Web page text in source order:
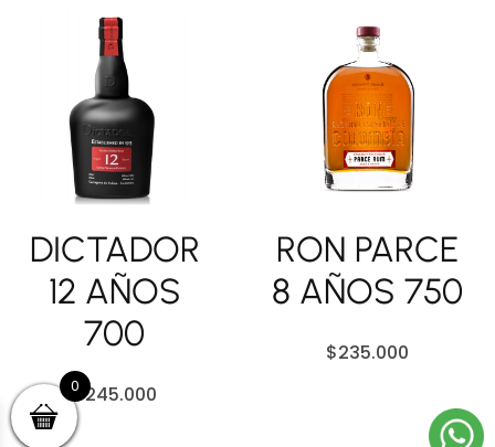
DICTADOR
12 AÑOS
700
$245.000
RON PARCE
8 AÑOS 750
$235.000
0